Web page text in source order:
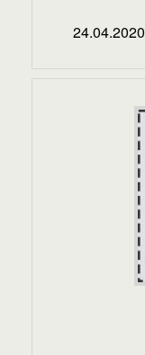
24.04.2020